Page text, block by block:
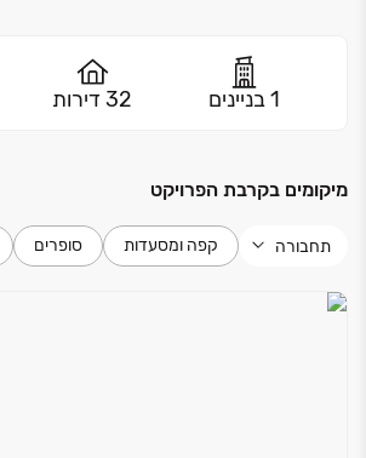
1 בניינים 32 דירות
מיקומים בקרבת הפרויקט
תחבורה קפה ומסעדות סופרים